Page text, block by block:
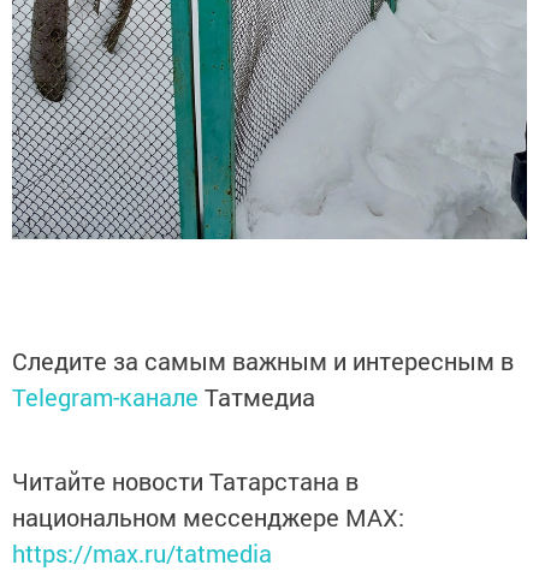
Следите за самым важным и интересным в
Telegram-канале Татмедиа
Читайте новости Татарстана в
национальном мессенджере MАХ:
https://max.ru/tatmedia